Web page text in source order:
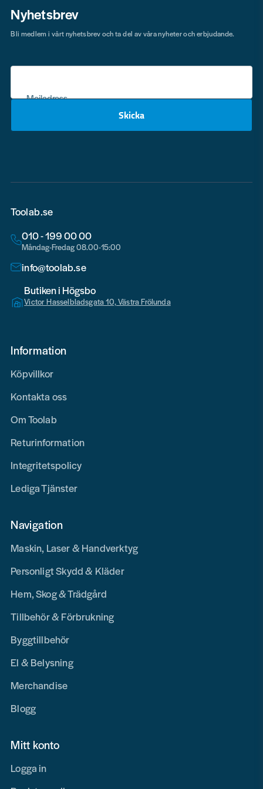
Nyhetsbrev
Mejladress
Skicka
Bli medlem i vårt nyhetsbrev och ta del av våra nyheter och erbjudande.
Toolab.se
010 - 199 00 00
Måndag-Fredag 08.00-15:00
info@toolab.se
Butiken i Högsbo
Victor Hasselbladsgata 10, Västra Frölunda
Information
Köpvillkor
Kontakta oss
Om Toolab
Returinformation
Integritetspolicy
Lediga Tjänster
Navigation
Maskin, Laser & Handverktyg
Personligt Skydd & Kläder
Hem, Skog & Trädgård
Tillbehör & Förbrukning
Byggtillbehör
El & Belysning
Merchandise
Blogg
Mitt konto
Logga in